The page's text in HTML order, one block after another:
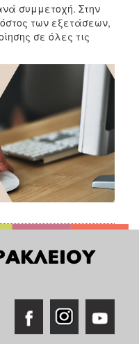
συμμετοχή. Στην
των εξετάσεων,
σε όλες τις